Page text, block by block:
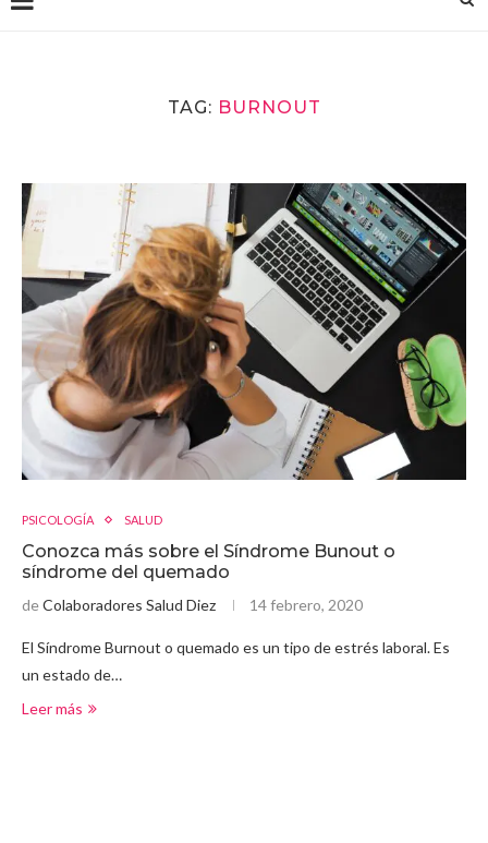
TAG: BURNOUT
PSICOLOGÍA SALUD
Conozca más sobre el Síndrome Bunout o
síndrome del quemado
deColaboradores Salud Diez 14 febrero, 2020
El Síndrome Burnout o quemado es un tipo de estrés laboral. Es
un estado de…
Leer más